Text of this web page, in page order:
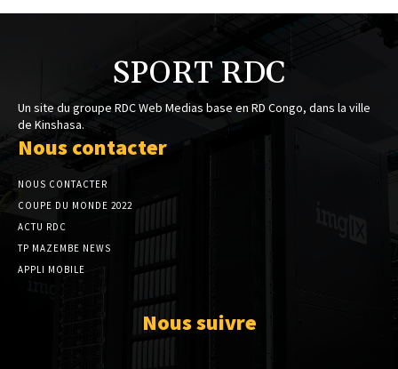
SPORT RDC
Un site du groupe RDC Web Medias base en RD Congo, dans la ville
de Kinshasa.
Nous contacter
NOUS CONTACTER
COUPE DU MONDE 2022
ACTU RDC
TP MAZEMBE NEWS
APPLI MOBILE
Nous suivre